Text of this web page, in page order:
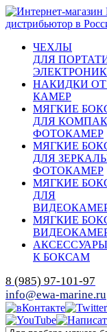
ЧЕХЛЫ
ДЛЯ
НАКИДКИ
КАМЕР
МЯГКИЕ
ДЛЯ
ФОТОКАМЕР
МЯГКИЕ
ДЛЯ
ФОТОКАМЕР
МЯГКИЕ
ДЛЯ
МЯГКИЕ
АКСЕССУАРЫ
К БОКСАМ
8 (985) 97-101-97
info@ewa-marine.ru